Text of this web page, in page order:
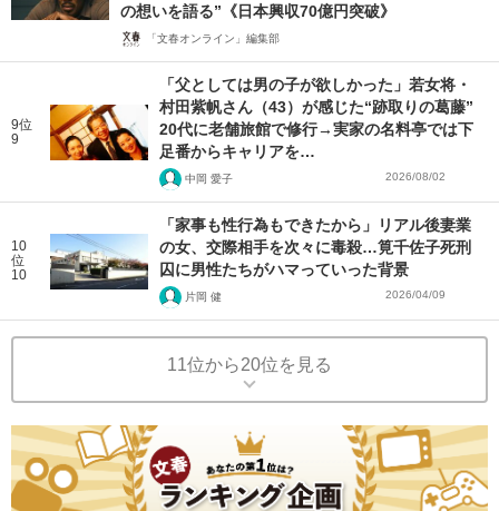
の想いを語る”《日本興収70億円突破》
「文春オンライン」編集部
9位
9
「父としては男の子が欲しかった」若女将・
村田紫帆さん（43）が感じた“跡取りの葛藤”
20代に老舗旅館で修行→実家の名料亭では下
足番からキャリアを…
中岡 愛子 2026/08/02
10
位
10
「家事も性行為もできたから」リアル後妻業
の女、交際相手を次々に毒殺…筧千佐子死刑
囚に男性たちがハマっていった背景
片岡 健 2026/04/09
11位から20位を見る